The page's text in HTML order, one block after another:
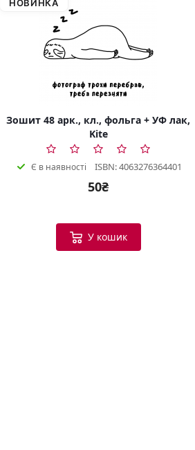
НОВИНКА
Зошит 48 арк., кл., фольга + УФ лак,
Kite
Є в наявності ISBN: 4063276364401
50₴
У кошик